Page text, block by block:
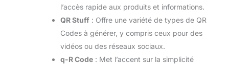
l’accès rapide aux produits et informations.
QR Stuff : Offre une variété de types de QR
Codes à générer, y compris ceux pour des
vidéos ou des réseaux sociaux.
q-R Code : Met l’accent sur la simplicité